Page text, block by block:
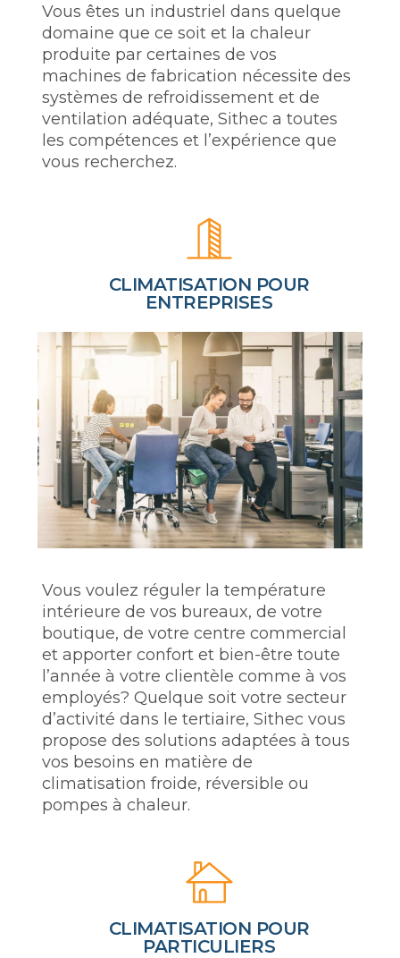
Vous êtes un industriel dans quelque
domaine que ce soit et la chaleur
produite par certaines de vos
machines de fabrication nécessite des
systèmes de refroidissement et de
ventilation adéquate, Sithec a toutes
les compétences et l’expérience que
vous recherchez.
CLIMATISATION POUR
ENTREPRISES
Vous voulez réguler la température
intérieure de vos bureaux, de votre
boutique, de votre centre commercial
et apporter confort et bien-être toute
l’année à votre clientèle comme à vos
employés? Quelque soit votre secteur
d’activité dans le tertiaire, Sithec vous
propose des solutions adaptées à tous
vos besoins en matière de
climatisation froide, réversible ou
pompes à chaleur.
CLIMATISATION POUR
PARTICULIERS